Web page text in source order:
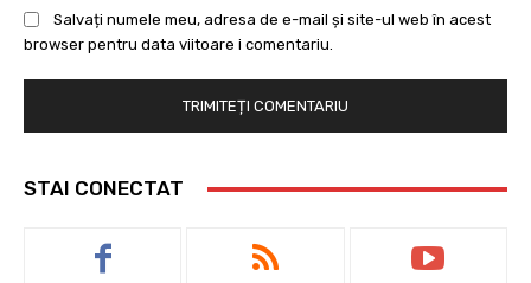
Salvați numele meu, adresa de e-mail și site-ul web în acest
browser pentru data viitoare i comentariu.
STAI CONECTAT